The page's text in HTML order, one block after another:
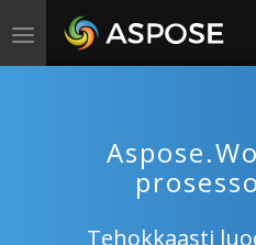
Toggle
Tehokkaasti